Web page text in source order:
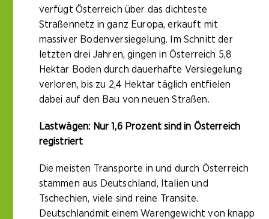
verfügt Österreich über das dichteste
Straßennetz in ganz Europa, erkauft mit
massiver Bodenversiegelung. Im Schnitt der
letzten drei Jahren, gingen in Österreich 5,8
Hektar Boden durch dauerhafte Versiegelung
verloren, bis zu 2,4 Hektar täglich entfielen
dabei auf den Bau von neuen Straßen.
Lastwägen: Nur 1,6 Prozent sind in Österreich
registriert
Die meisten Transporte in und durch Österreich
stammen aus Deutschland, Italien und
Tschechien, viele sind reine Transite.
Deutschlandmit einem Warengewicht von knapp